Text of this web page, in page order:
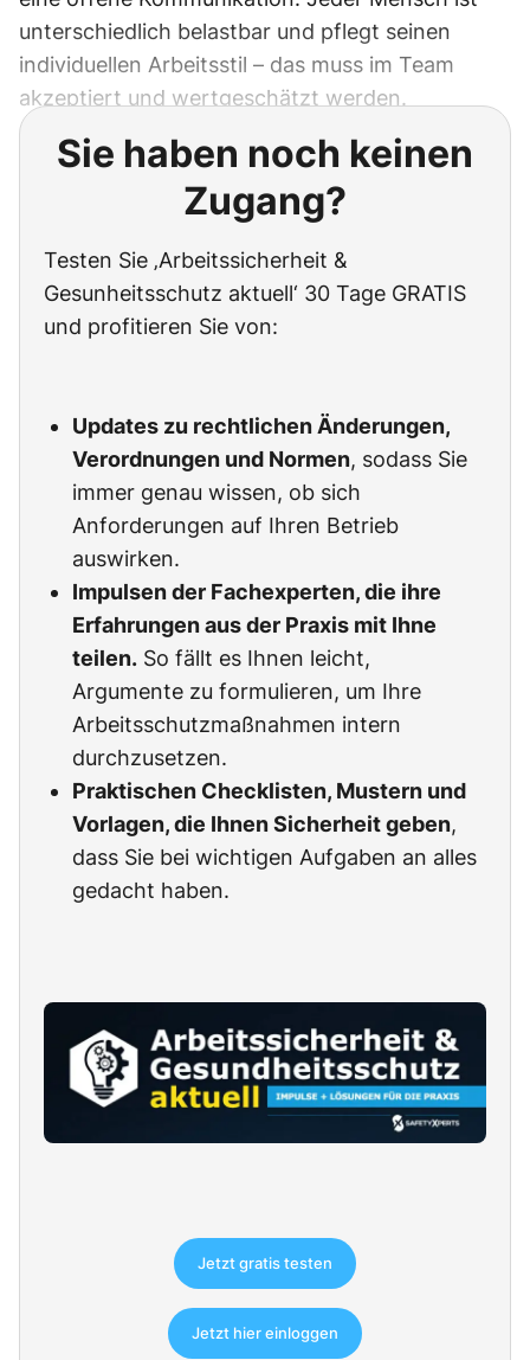
unterschiedlich belastbar und pflegt seinen
individuellen Arbeitsstil – das muss im Team
akzeptiert und wertgeschätzt werden.
Sie haben noch keinen
Zugang?
Testen Sie ‚Arbeitssicherheit &
Gesunheitsschutz aktuell‘ 30 Tage GRATIS
und profitieren Sie von:
Updates zu rechtlichen Änderungen,
Verordnungen und Normen, sodass Sie
immer genau wissen, ob sich
Anforderungen auf Ihren Betrieb
auswirken.
Impulsen der Fachexperten, die ihre
Erfahrungen aus der Praxis mit Ihne
teilen. So fällt es Ihnen leicht,
Argumente zu formulieren, um Ihre
Arbeitsschutzmaßnahmen intern
durchzusetzen.
Praktischen Checklisten, Mustern und
Vorlagen, die Ihnen Sicherheit geben,
dass Sie bei wichtigen Aufgaben an alles
gedacht haben.
Jetzt gratis testen
Jetzt hier einloggen